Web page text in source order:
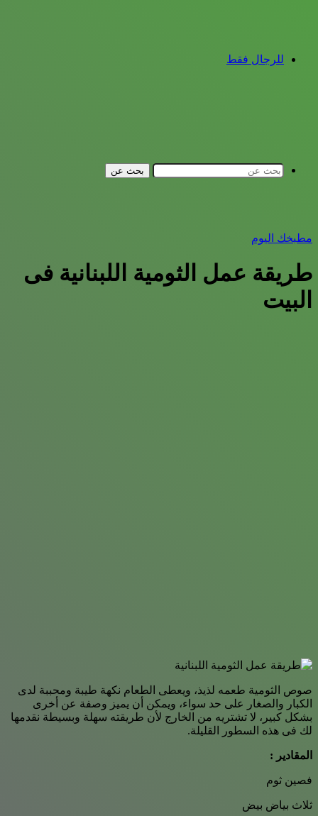
للرجال فقط
بحث عن
مطبخك اليوم
طريقة عمل الثومية اللبنانية فى
البيت
صوص الثومية طعمه لذيذ، ويعطى الطعام نكهة طيبة ومحببة لدى
الكبار والصغار على حد سواء، ويمكن أن يميز وصفة عن أخرى
بشكل كبير، لا تشتريه من الخارج لأن طريقته سهلة وبسيطة نقدمها
لك فى هذه السطور القليلة.
المقادير :
فصين ثوم
ثلاث بياض بيض